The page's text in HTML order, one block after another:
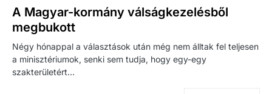
A Magyar-kormány válságkezelésből
megbukott
Négy hónappal a választások után még nem álltak fel teljesen
a minisztériumok, senki sem tudja, hogy egy-egy
szakterületért…